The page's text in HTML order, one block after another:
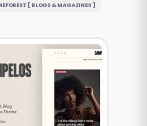
[ BLOGS & MAGAZINES ]